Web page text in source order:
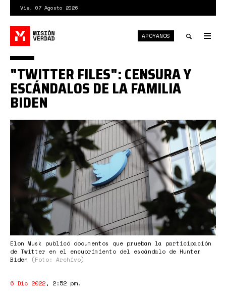
contenido
principal
Vie. 07 Agosto 2026
search
APÓYANOS
scaled.jpg
Elon Musk publicó documentos que prueban la participación
de Twitter en el encubrimiento del escándalo de Hunter
Biden
(Foto: Archivo)
"TWITTER FILES": CENSURA Y
ESCÁNDALOS DE LA FAMILIA
BIDEN
6 Dic 2022, 2:52 pm.